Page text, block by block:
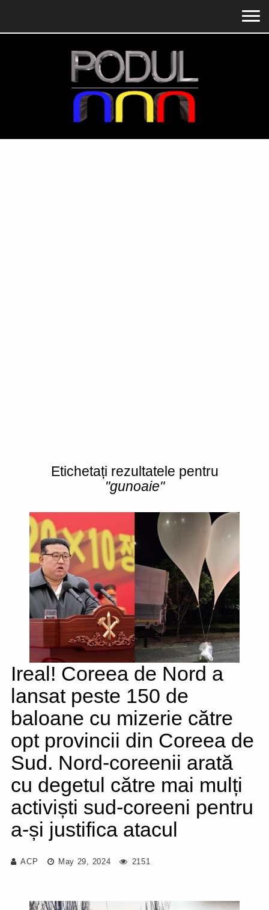
Etichetați rezultatele pentru
"gunoaie"
Ireal! Coreea de Nord a
lansat peste 150 de
baloane cu mizerie către
opt provincii din Coreea de
Sud. Nord-coreenii arată
cu degetul către mai mulți
activiști sud-coreeni pentru
a-și justifica atacul
ACP May 29, 2024 2151